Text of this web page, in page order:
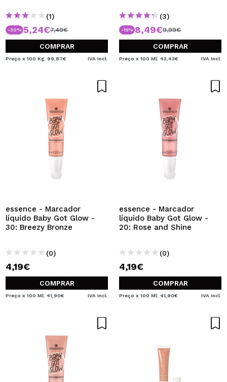
(1)
-30% 5,24€7,49€
COMPRAR
Preço x 100 Kg: 99,87€ IVA Incl.
(3)
-15% 8,49€9,99€
COMPRAR
Preço x 100 Ml: 43,43€ IVA Incl.
essence - Marcador
líquido Baby Got Glow -
30: Breezy Bronze
(0)
4,19€
COMPRAR
Preço x 100 Ml: 41,90€ IVA Incl.
essence - Marcador
líquido Baby Got Glow -
20: Rose and Shine
(0)
4,19€
COMPRAR
Preço x 100 Ml: 41,90€ IVA Incl.